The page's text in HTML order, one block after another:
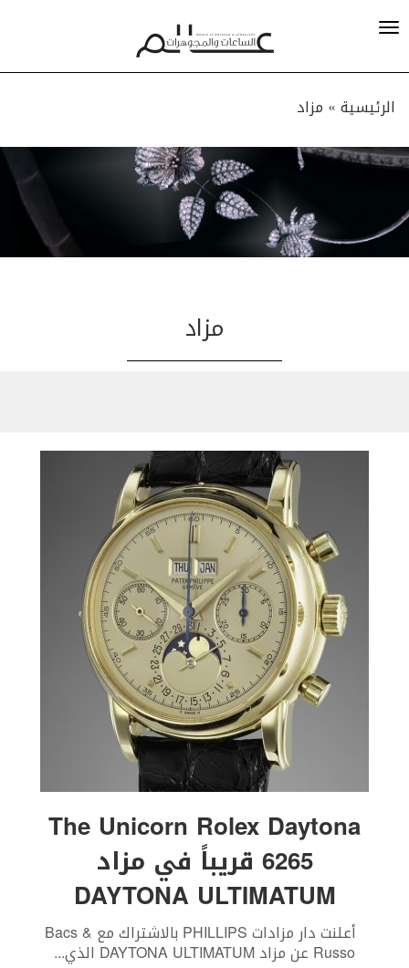
الرئيسية » مزاد
مزاد
The Unicorn Rolex Daytona
6265 قريباً في مزاد
DAYTONA ULTIMATUM
أعلنت دار مزادات PHILLIPS بالاشتراك مع Bacs &
Russo عن مزاد DAYTONA ULTIMATUM الذي ...